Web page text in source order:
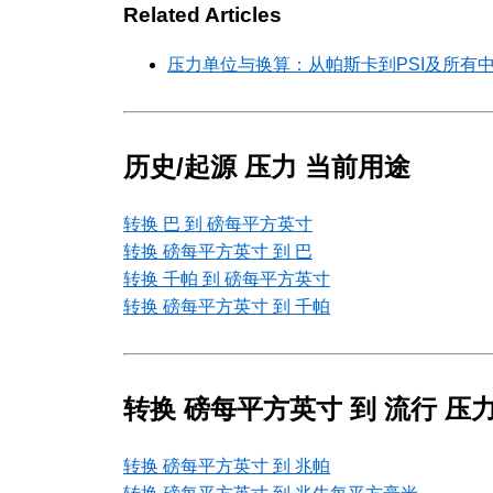
Related Articles
压力单位与换算：从帕斯卡到PSI及所有
历史/起源 压力 当前用途
转换 巴 到 磅每平方英寸
转换 磅每平方英寸 到 巴
转换 千帕 到 磅每平方英寸
转换 磅每平方英寸 到 千帕
转换 磅每平方英寸 到 流行 压
转换 磅每平方英寸 到 兆帕